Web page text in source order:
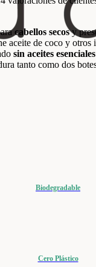
cabellos secosy
aceite de coco y
sin aceites esenciales
tanto como dos
Biodegradable
Cero Plástico